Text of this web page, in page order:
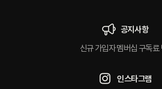
공지사항
신규 가입자 멤버십 구독료
인스타그램